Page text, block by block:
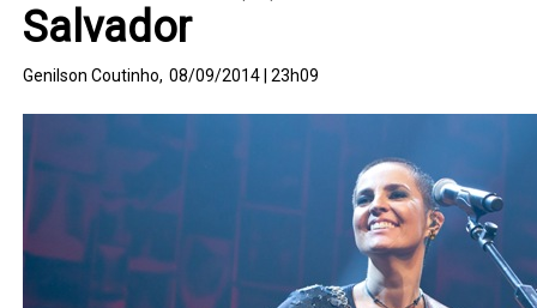
Salvador
Genilson Coutinho, 08/09/2014 | 23h09